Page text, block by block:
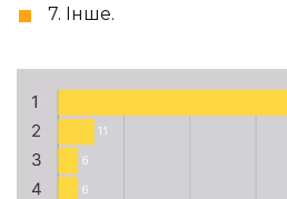
7. Інше.